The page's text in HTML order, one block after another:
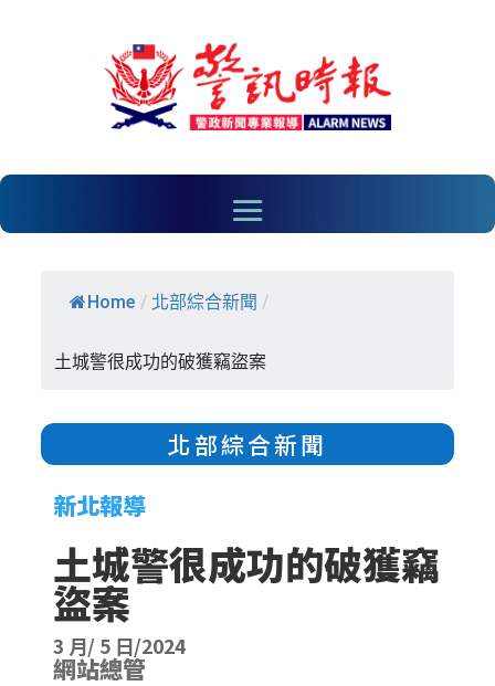
Home / 北部綜合新聞 /
土城警很成功的破獲竊盜案
北部綜合新聞
新北報導
土城警很成功的破獲竊
盜案
3 月/ 5 日/2024
網站總管